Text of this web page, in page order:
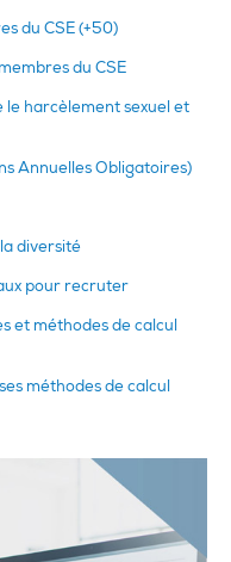
du CSE (+50)
du CSE
le harcèlement sexuel et
Annuelles Obligatoires)
diversité
pour recruter
et méthodes de calcul
méthodes de calcul